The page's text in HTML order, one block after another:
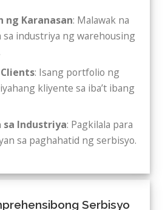
ng Karanasan: Malawak na
sa industriya ng warehousing
: Isang portfolio ng
kliyente sa iba’t ibang
sa Industriya: Pagkilala para
sa paghahatid ng serbisyo.
Serbisyo